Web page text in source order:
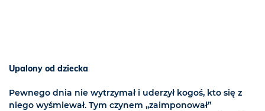
Upalony od dziecka
Pewnego dnia nie wytrzymał i uderzył kogoś, kto się z
niego wyśmiewał. Tym czynem „zaimponował”